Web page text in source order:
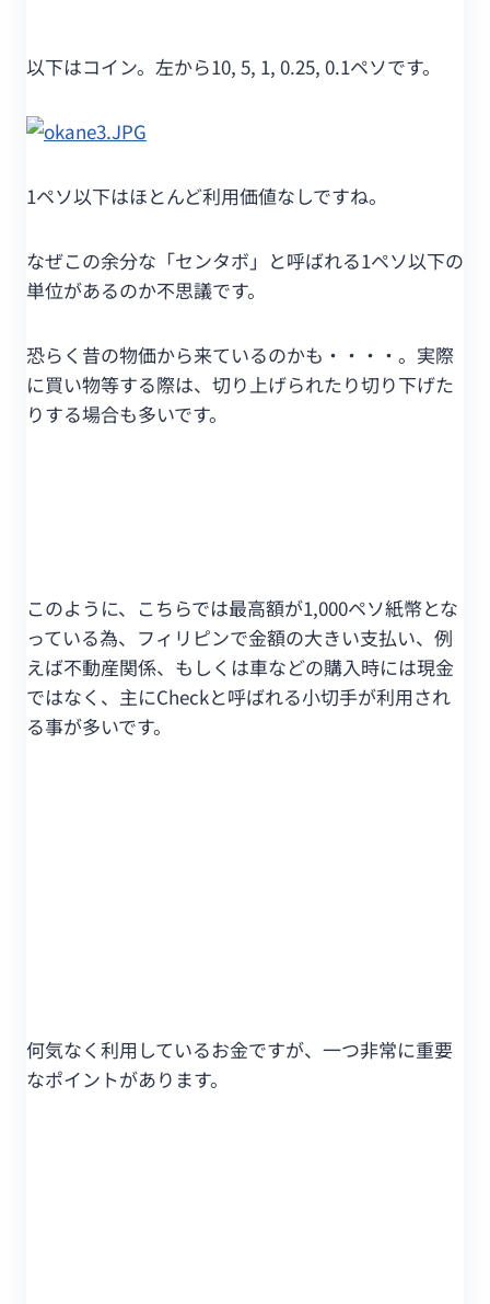
以下はコイン。左から10, 5, 1, 0.25, 0.1ペソです。
1ペソ以下はほとんど利用価値なしですね。
なぜこの余分な「センタボ」と呼ばれる1ペソ以下の
単位があるのか不思議です。
恐らく昔の物価から来ているのかも・・・・。実際
に買い物等する際は、切り上げられたり切り下げた
りする場合も多いです。
このように、こちらでは最高額が1,000ペソ紙幣とな
っている為、フィリピンで金額の大きい支払い、例
えば不動産関係、もしくは車などの購入時には現金
ではなく、主にCheckと呼ばれる小切手が利用され
る事が多いです。
何気なく利用しているお金ですが、一つ非常に重要
なポイントがあります。